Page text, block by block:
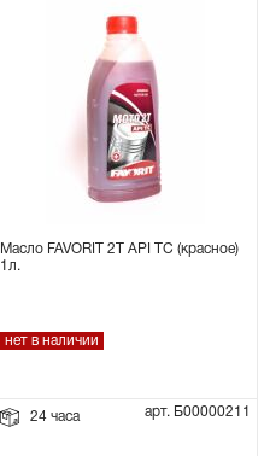
Масло FAVORIT 2Т API TC (красное)
1л.
нет в наличии
24 часа арт. Б00000211